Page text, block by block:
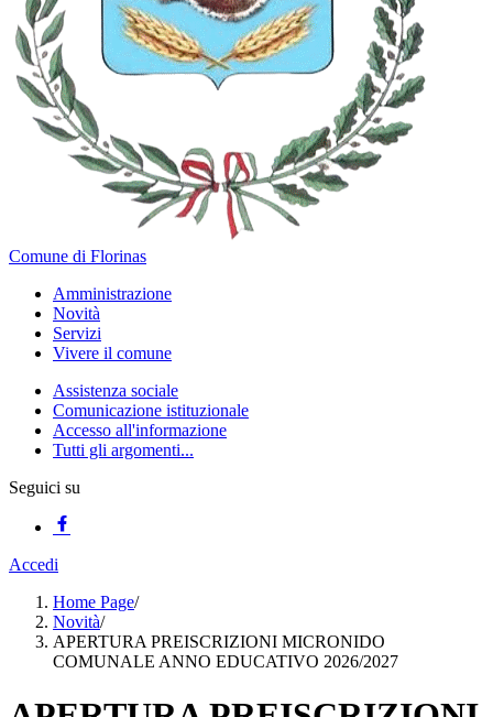
Comune di Florinas
Amministrazione
Novità
Servizi
Vivere il comune
Assistenza sociale
Comunicazione istituzionale
Accesso all'informazione
Tutti gli argomenti...
Seguici su
Accedi
Home Page/
Novità/
APERTURA PREISCRIZIONI MICRONIDO
COMUNALE ANNO EDUCATIVO 2026/2027